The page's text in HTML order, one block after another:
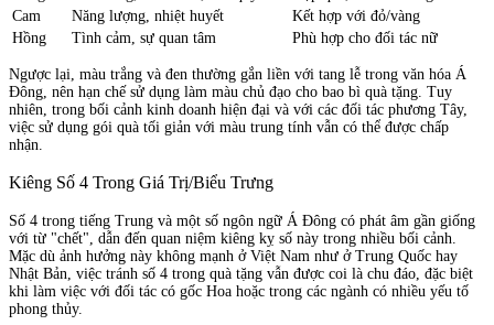
Cam
Năng lượng, nhiệt huyết
Kết hợp với đỏ/vàng
Hồng
Tình cảm, sự quan tâm Phù hợp cho đối tác nữ
Ngược lại, màu trắng và đen thường gắn liền với tang lễ trong văn hóa Á
Đông, nên hạn chế sử dụng làm màu chủ đạo cho bao bì quà tặng. Tuy
nhiên, trong bối cảnh kinh doanh hiện đại và với các đối tác phương Tây,
việc sử dụng gói quà tối giản với màu trung tính vẫn có thể được chấp
nhận.
Kiêng Số 4 Trong Giá Trị/Biểu Trưng
Số 4 trong tiếng Trung và một số ngôn ngữ Á Đông có phát âm gần giống
với từ "chết", dẫn đến quan niệm kiêng kỵ số này trong nhiều bối cảnh.
Mặc dù ảnh hưởng này không mạnh ở Việt Nam như ở Trung Quốc hay
Nhật Bản, việc tránh số 4 trong quà tặng vẫn được coi là chu đáo, đặc biệt
khi làm việc với đối tác có gốc Hoa hoặc trong các ngành có nhiều yếu tố
phong thủy.